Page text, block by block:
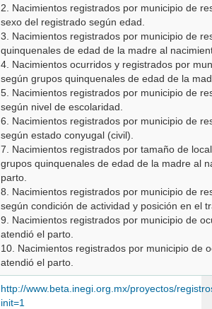
2. Nacimientos registrados por municipio de
sexo del registrado según edad.
3. Nacimientos registrados por municipio de
quinquenales de edad de la madre al
4. Nacimientos ocurridos y registrados por
según grupos quinquenales de edad de la
5. Nacimientos registrados por municipio de
según nivel de escolaridad.
6. Nacimientos registrados por municipio de
según estado conyugal (civil).
7. Nacimientos registrados por tamaño de
grupos quinquenales de edad de la madre al
parto.
8. Nacimientos registrados por municipio de
según condición de actividad y posición en el
9. Nacimientos registrados por municipio de
atendió el parto.
10. Nacimientos registrados por municipio de
atendió el parto.
http://www.beta.inegi.org.mx/proyectos/
init=1